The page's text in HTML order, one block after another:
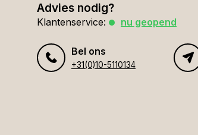
Advies nodig?
Klantenservice: nu geopend
Bel ons
+31(0)10-5110134